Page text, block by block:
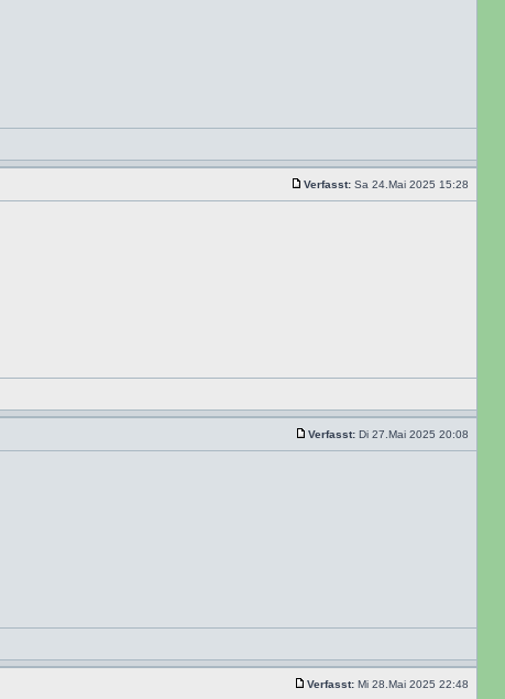
Verfasst: Sa 24.Mai 2025 15:28
Verfasst: Di 27.Mai 2025 20:08
Verfasst: Mi 28.Mai 2025 22:48